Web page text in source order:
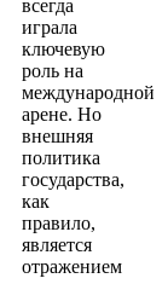
всегда
играла
ключевую
роль на
международной
арене. Но
внешняя
политика
государства,
как
правило,
является
отражением